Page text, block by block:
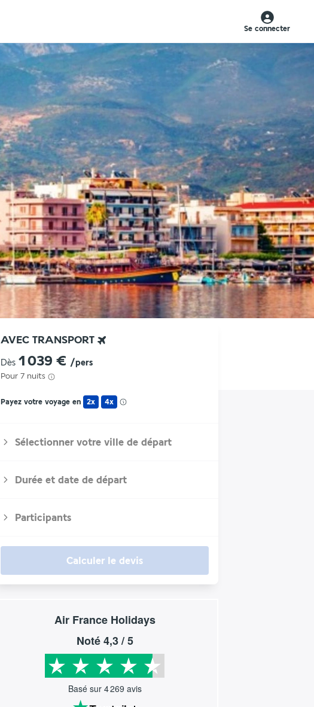
Se connecter
AVEC TRANSPORT
Dès 1 039 € /pers
Pour 7 nuits
Payez votre voyage en 2x 4x
Sélectionner votre ville de départ
Durée et date de départ
Participants
Calculer le devis
Air France Holidays
Noté4,3/ 5
Basé sur 4 269 avis